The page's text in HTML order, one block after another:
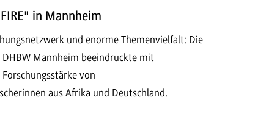
in Mannheim
und enorme Themenvielfalt: Die
DHBW Mannheim beeindruckte mit
von
aus Afrika und Deutschland.